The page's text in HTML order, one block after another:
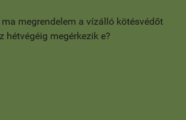
megrendelem a vízálló kötésvédőt
hétvégéig megérkezik e?